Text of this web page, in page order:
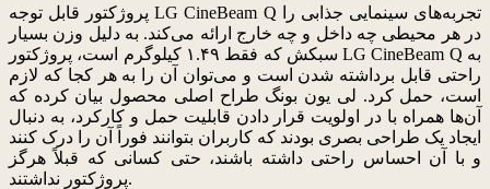
پروژکتور قابل توجه LG CineBeam Q تجربه‌های سینمایی جذابی را
در هر محیطی چه داخل و چه خارج ارائه می‌کند. به دلیل وزن بسیار
سبکش که فقط ۱.۴۹ کیلوگرم است، پروژکتور LG CineBeam Q به
راحتی قابل برداشته شدن است و می‌توان آن را به هر کجا که لازم
است، حمل کرد. لی یون بونگ طراح اصلی محصول بیان کرده که
آن‌ها همراه با در اولویت قرار دادن قابلیت حمل و کارکرد، به دنبال
ایجاد یک طراحی بصری بودند که کاربران بتوانند فوراً آن را درک کنند
و با آن احساس راحتی داشته باشند، حتی کسانی که قبلاً هرگز
پروژکتور نداشتند.